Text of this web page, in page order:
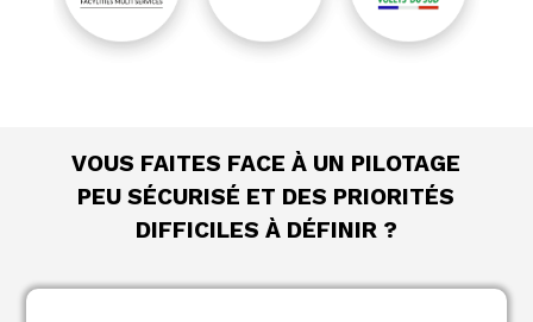
VOUS FAITES FACE À UN PILOTAGE
PEU SÉCURISÉ ET DES PRIORITÉS
DIFFICILES À DÉFINIR ?